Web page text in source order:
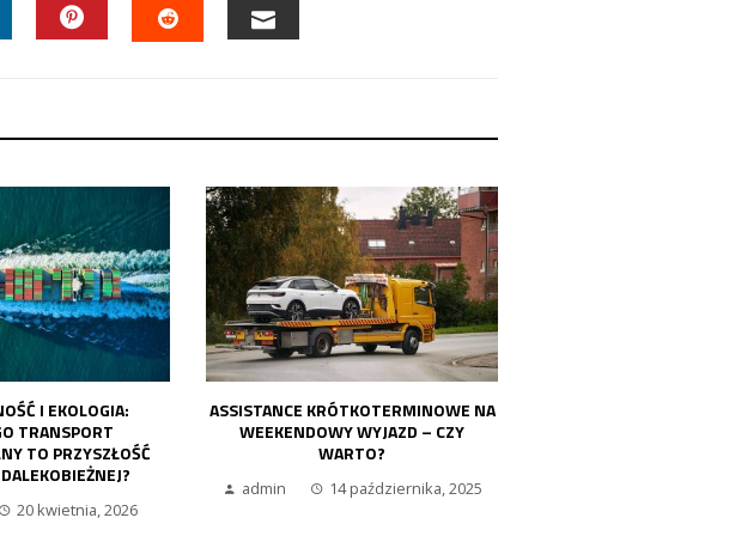
NA
WYJAZD – CZY
14 października, 2025
CZY WIG20 TO WCIĄŻ DOBRY PUNKT
ODNIESIENIA DLA INWESTORÓW
DŁUGOTERMINOWYCH?
admin 16 września, 2025